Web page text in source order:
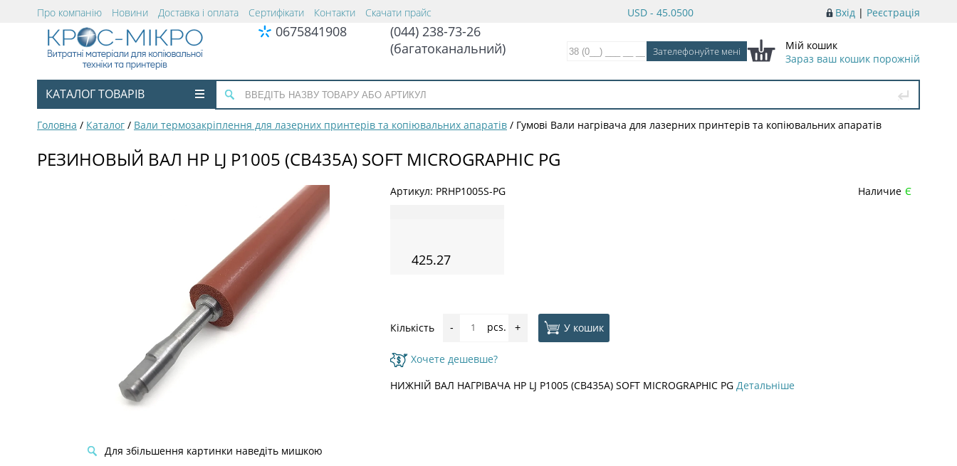
Вхід | Реєстрація
USD - 45.0500
Про компанію Новини Доставка і оплата Сертифікати Контакти Скачати прайс
0675841908
(044) 238-73-26
(багатоканальний)
Мій кошик
Зараз ваш кошик порожній
КАТАЛОГ ТОВАРІВ
Головна / Каталог / Вали термозакріплення для лазерних принтерів та копіювальних апаратів / Гумові Вали нагрівача для лазерних принтерів та копіювальних апаратів
РЕЗИНОВЫЙ ВАЛ HP LJ P1005 (CB435A) SOFT MICROGRAPHIC PG
Для збільшення картинки наведіть мишкою
Артикул: PRHP1005S-PG Наличие Є
425.27
Кількість - pcs. + У кошик
Хочете дешевше?
НИЖНІЙ ВАЛ НАГРІВАЧА HP LJ P1005 (CB435A) SOFT MICROGRAPHIC PG Детальніше